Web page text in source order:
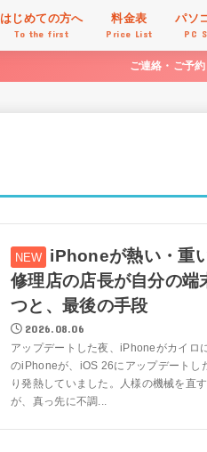
はじめての方へ
To the first
料金表
Price List
パソ
PC
ご連絡・ご予
iPhoneが熱い・重
修理店の店長が自分の端
つと、最後の手段
2026.08.06
アップデートした夜、iPhoneがカイロ
のiPhoneが、iOS 26にアップデートし
り発熱していました。人様の機械を直
が、真っ先に不調...